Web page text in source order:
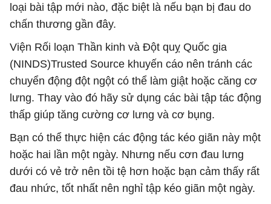
loại bài tập mới nào, đặc biệt là nếu bạn bị đau do
chấn thương gần đây.
Viện Rối loạn Thần kinh và Đột quỵ Quốc gia
(NINDS)Trusted Source khuyến cáo nên tránh các
chuyển động đột ngột có thể làm giật hoặc căng cơ
lưng. Thay vào đó hãy sử dụng các bài tập tác động
thấp giúp tăng cường cơ lưng và cơ bụng.
Bạn có thể thực hiện các động tác kéo giãn này một
hoặc hai lần một ngày. Nhưng nếu cơn đau lưng
dưới có vẻ trở nên tồi tệ hơn hoặc bạn cảm thấy rất
đau nhức, tốt nhất nên nghỉ tập kéo giãn một ngày.